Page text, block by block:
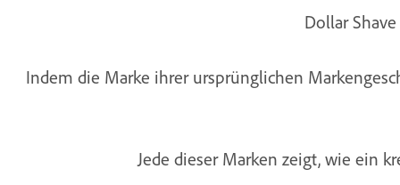
Dollar
Indem die Marke ihrer ursprünglichen
Jede dieser Marken zeigt, wie ein